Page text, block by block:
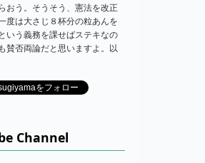
おう。そうそう、憲法を改正
度は大さじ８杯分の粒あんを
いう義務を課せばステキなの
賛否両論だと思いますよ。以
をフォロー
Channel